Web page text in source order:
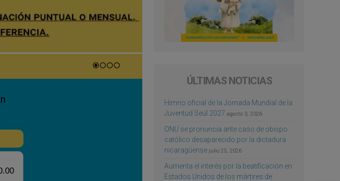
ÚLTIMAS NOTICIAS
Himno oficial de la Jornada Mundial de la
Juventud Seúl 2027 agosto 3, 2026
ONU se pronuncia ante caso de obispo
católico desaparecido por la dictadura
nicaragüense julio 25, 2026
Aumenta el interés por la beatificación en
Estados Unidos de los mártires de